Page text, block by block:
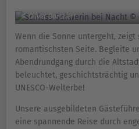
© Oliver Borchert
Wenn die Sonne untergeht,
romantischsten Seite. Begleite
Abendrundgang durch die
beleuchtet, geschichtsträchtig
UNESCO-Welterbe!
Unsere ausgebildeten
eine spannende Reise durch